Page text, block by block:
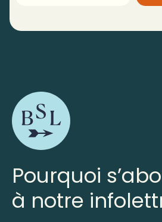
Pourquoi
à notre